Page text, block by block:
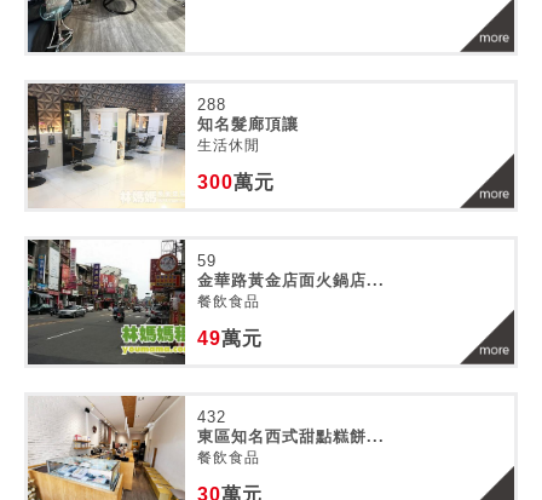
288
知名髮廊頂讓
生活休閒
300萬元
59
金華路黃金店面火鍋店...
餐飲食品
49萬元
432
東區知名西式甜點糕餅...
餐飲食品
30萬元